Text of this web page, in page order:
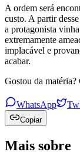
A ordem será
custo. A partir
a protagonista
extremamente
implacável e
acabar.
Gostou da
WhatsApp
Copiar
Mais sobre